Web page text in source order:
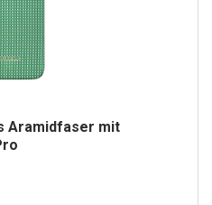
Aramidfaser mit